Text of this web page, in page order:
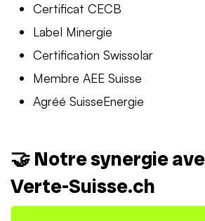
Certificat CECB
Label Minergie
Certification Swissolar
Membre AEE Suisse
Agréé SuisseEnergie
🤝 Notre synergie
Verte-Suisse.ch